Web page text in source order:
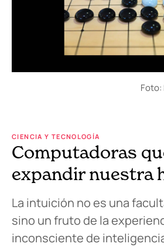
CIENCIA Y TECNOLOGÍA
Computadoras
expandir nuestra
La intuición no es una
sino un fruto de la
inconsciente de